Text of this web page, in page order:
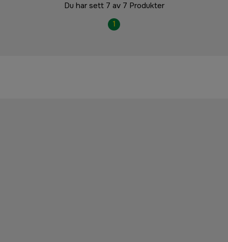
Du har sett 7 av 7 Produkter
1